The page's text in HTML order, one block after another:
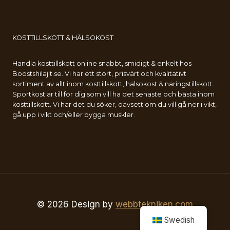
KOSTTILLSKOTT & HÄLSOKOST
Handla kosttillskott online snabbt, smidigt & enkelt hos
Boostshilajit.se. Vi har ett stort, prisvärt och kvalitativt
sortiment av allt inom kosttillskott, hälsokost & näringstillskott.
Sportkost är till för dig som vill ha det senaste och bästa inom
kosttillskott. Vi har det du söker, oavsett om du vill gå ner i vikt,
gå upp i vikt och/eller bygga muskler.
© 2026 Design by webbtekniken.com
Swedish